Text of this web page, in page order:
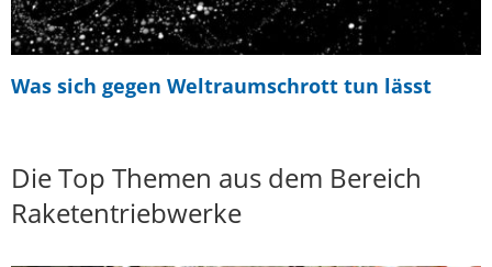
Was sich gegen Weltraumschrott tun lässt
Die Top Themen aus dem Bereich
Raketentriebwerke